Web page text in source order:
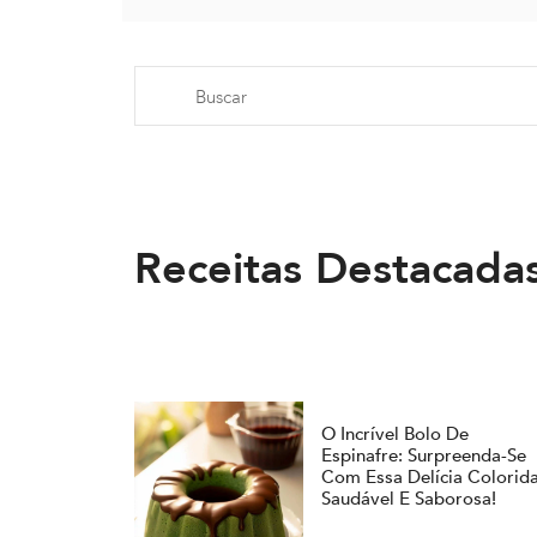
Receitas
O Incrível Bolo De
Espinafre: Surpreenda-Se
Com Essa Delícia
Saudável E Saborosa!